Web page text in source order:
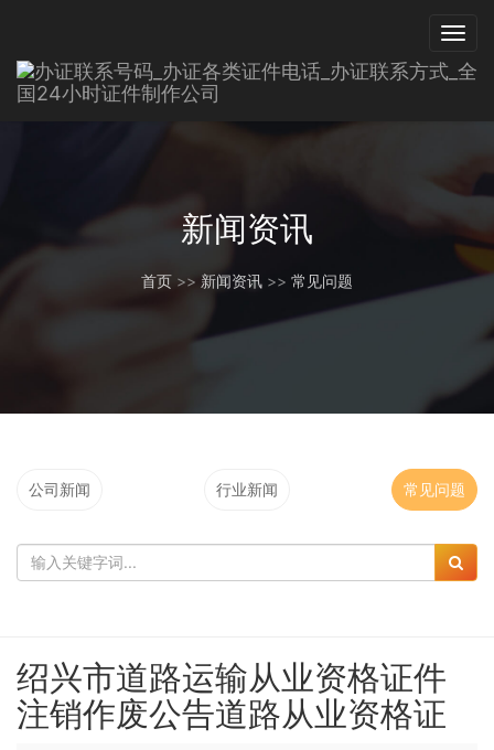
新闻资讯
首页 >> 新闻资讯 >> 常见问题
公司新闻 行业新闻 常见问题
绍兴市道路运输从业资格证件
注销作废公告道路从业资格证